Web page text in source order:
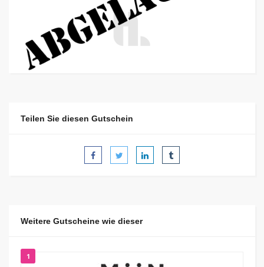
Teilen Sie diesen Gutschein
Weitere Gutscheine wie dieser
1